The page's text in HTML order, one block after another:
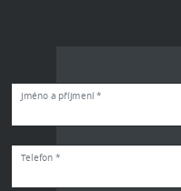
Jméno a příjmení *
Telefon *